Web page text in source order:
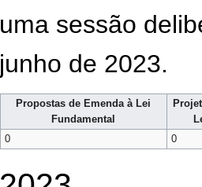
uma sessão
junho de 2023.
Propostas de Emenda à Lei
Fundamental
0
0